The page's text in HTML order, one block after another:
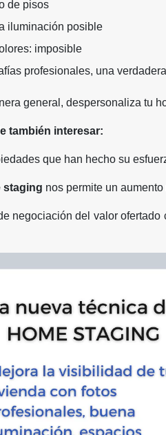
de pisos
iluminación posible
imposible
profesionales, una
general, despersonaliza tu
también interesar:
que han hecho su
staging nos permite un
negociación del valor ofertado